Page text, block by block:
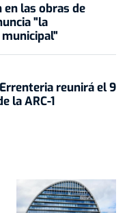
las obras de
"la
reunirá el 9
la ARC-1